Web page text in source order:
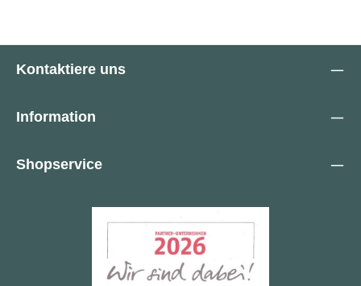
Kontaktiere uns
Information
Shopservice